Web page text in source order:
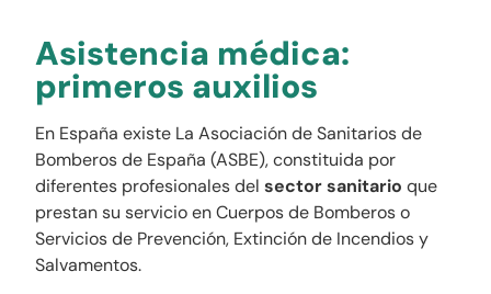
Asistencia médica:
primeros auxilios
En España existe La Asociación de Sanitarios de
Bomberos de España (ASBE), constituida por
diferentes profesionales delsector sanitarioque
prestan su servicio en Cuerpos de Bomberos o
Servicios de Prevención, Extinción de Incendios y
Salvamentos.